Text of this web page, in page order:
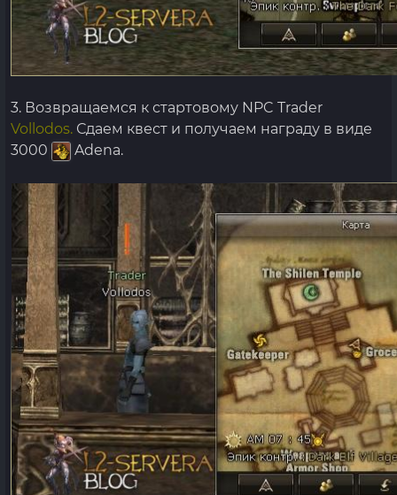
3. Возвращаемся к стартовому NPC Trader
Vollodos. Сдаем квест и получаем награду в виде
3000
Adena.